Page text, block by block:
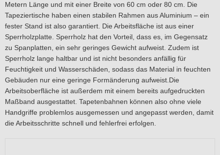
Metern Länge und mit einer Breite von 60 cm oder 80 cm. Die
Tapeziertische haben einen stabilen Rahmen aus Aluminium – ein
fester Stand ist also garantiert. Die Arbeitsfläche ist aus einer
Sperrholzplatte. Sperrholz hat den Vorteil, dass es, im Gegensatz
zu Spanplatten, ein sehr geringes Gewicht aufweist. Zudem ist
Sperrholz lange haltbar und ist nicht besonders anfällig für
Feuchtigkeit und Wasserschäden, sodass das Material in feuchten
Gebäuden nur eine geringe Formänderung aufweist.Die
Arbeitsoberfläche ist außerdem mit einem bereits aufgedruckten
Maßband ausgestattet. Tapetenbahnen können also ohne viele
Handgriffe problemlos ausgemessen und angepasst werden, damit
die Arbeitsschritte schnell und fehlerfrei erfolgen.